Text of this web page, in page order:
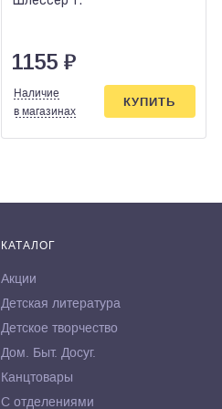
1155 ₽
Наличие
в магазинах
КУПИТЬ
КАТАЛОГ
Акции
Детская литература
Детское творчество
Дом. Быт. Досуг.
Канцтовары
С отделениями